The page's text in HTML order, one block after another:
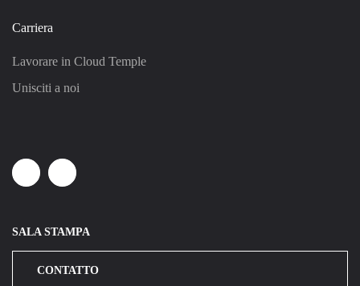
Carriera
Lavorare in Cloud Temple
Unisciti a noi
LinkedinYoutube
SALA STAMPA
CONTATTO